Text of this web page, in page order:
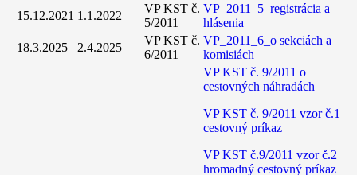
15.12.2021 1.1.2022
VP KST č.
5/2011
VP_2011_5_registrácia a
hlásenia
18.3.2025
2.4.2025
VP KST č.
6/2011
VP_2011_6_o sekciách a
komisiách
VP KST č. 9/2011 o
cestovných náhradách
VP KST č. 9/2011 vzor č.1
cestovný príkaz
VP KST č.9/2011 vzor č.2
hromadný cestovný príkaz